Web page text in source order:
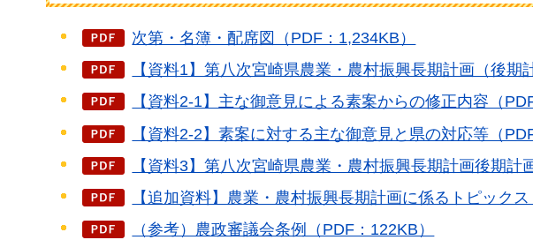
次第・名簿・配席図（PDF：1,234KB）
【資料1】第八次宮崎県農業・農村振興長期計画（後期
【資料2-1】主な御意見による素案からの修正内容（
【資料2-2】素案に対する主な御意見と県の対応等（
【資料3】第八次宮崎県農業・農村振興長期計画後期計
【追加資料】農業・農村振興長期計画に係るトピックス
（参考）農政審議会条例（PDF：122KB）